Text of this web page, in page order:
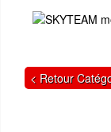
< Retour